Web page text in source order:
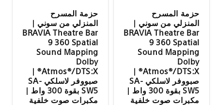
حزمة المسرح
المنزلي من سوني |
BRAVIA Theatre Bar
9 360 Spatial
Sound Mapping
Dolby
Atmos®/DTS:X® |
صبووفر لاسلكي SA-
SW5 بقوة 300 واط |
مكبرات صوت خلفية
حزمة المسرح
المنزلي من سوني |
BRAVIA Theatre Bar
9 360 Spatial
Sound Mapping
Dolby
Atmos®/DTS:X® |
صبووفر لاسلكي SA-
SW5 بقوة 300 واط |
مكبرات صوت خلفية